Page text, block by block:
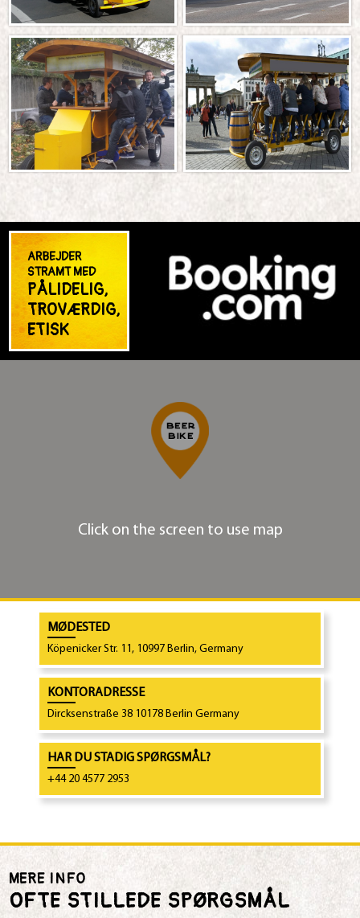
ARBEJDER
STRAMT MED
PÅLIDELIG,
TROVÆRDIG,
ETISK
MØDESTED
Köpenicker Str. 11, 10997 Berlin, Germany
KONTORADRESSE
Dircksenstraße 38 10178 Berlin Germany
HAR DU STADIG SPØRGSMÅL?
+44 20 4577 2953
MERE INFO
OFTE STILLEDE SPØRGSMÅL